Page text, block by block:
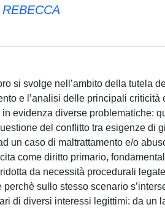
si svolge nell’ambito della tutela
e l’analisi delle principali
in evidenza diverse problematiche:
del conflitto tra esigenze di
un caso di maltrattamento e/o
come diritto primario,
da necessità procedurali
perchè sullo stesso scenario
di diversi interessi legittimi: da un